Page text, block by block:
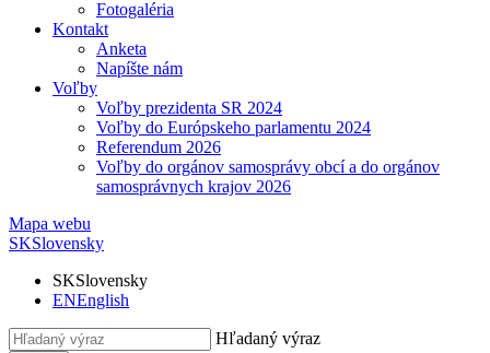
Fotogaléria
Kontakt
Anketa
Napíšte nám
Voľby
Voľby prezidenta SR 2024
Voľby do Európskeho parlamentu 2024
Referendum 2026
Voľby do orgánov samosprávy obcí a do orgánov
samosprávnych krajov 2026
Mapa webu
SKSlovensky
SKSlovensky
ENEnglish
Hľadaný výraz